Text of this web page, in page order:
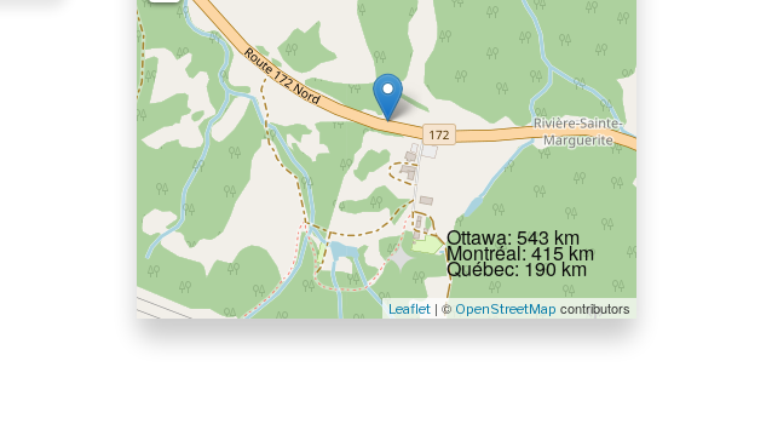
Leaflet | © OpenStreetMap contributors
Ottawa: 543 km
Montréal: 415 km
Québec: 190 km